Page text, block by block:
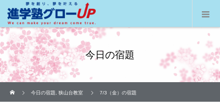
今日の宿題
今日の宿題
狭山台教室 7/3（金）の宿題